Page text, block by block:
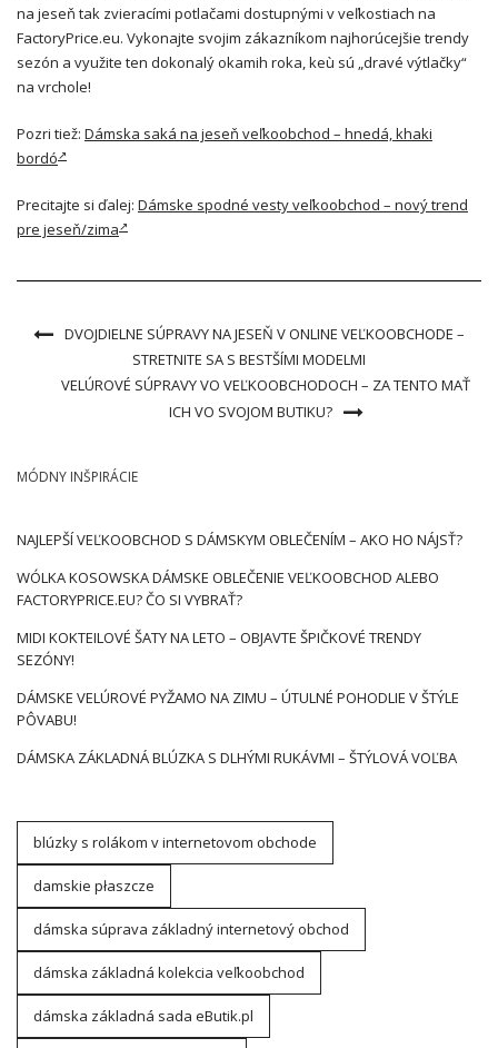
na jeseň tak zvieracími potlačami dostupnými v veľkostiach na
FactoryPrice.eu. Vykonajte svojim zákazníkom najhorúcejšie trendy
sezón a využite ten dokonalý okamih roka, keù sú „dravé výtlačky“
na vrchole!
Pozri tiež: Dámska saká na jeseň veľkoobchod – hnedá, khaki
bordó
Precitajte si ďalej: Dámske spodné vesty veľkoobchod – nový trend
pre jeseň/zima
DVOJDIELNE SÚPRAVY NA JESEŇ V ONLINE VEĽKOOBCHODE –
STRETNITE SA S BESTŠÍMI MODELMI
VELÚROVÉ SÚPRAVY VO VEĽKOOBCHODOCH – ZA TENTO MAŤ
ICH VO SVOJOM BUTIKU?
MÓDNY INŠPIRÁCIE
NAJLEPŠÍ VEĽKOOBCHOD S DÁMSKYM OBLEČENÍM – AKO HO NÁJSŤ?
WÓLKA KOSOWSKA DÁMSKE OBLEČENIE VEĽKOOBCHOD ALEBO
FACTORYPRICE.EU? ČO SI VYBRAŤ?
MIDI KOKTEILOVÉ ŠATY NA LETO – OBJAVTE ŠPIČKOVÉ TRENDY
SEZÓNY!
DÁMSKE VELÚROVÉ PYŽAMO NA ZIMU – ÚTULNÉ POHODLIE V ŠTÝLE
PÔVABU!
DÁMSKA ZÁKLADNÁ BLÚZKA S DLHÝMI RUKÁVMI – ŠTÝLOVÁ VOĽBA
blúzky s rolákom v internetovom obchode
damskie płaszcze
dámska súprava základný internetový obchod
dámska základná kolekcia veľkoobchod
dámska základná sada eButik.pl